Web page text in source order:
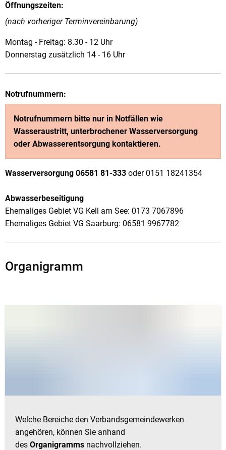
Öffnungszeiten:
(nach vorheriger Terminvereinbarung)
Montag - Freitag: 8.30 - 12 Uhr
Donnerstag zusätzlich 14 - 16 Uhr
Notrufnummern:
Notrufnummern bitte nur in Notfällen wie
Wasseraustritt, unterbrochener Wasserversorgung
oder Abwasserentsorgung kontaktieren.
Wasserversorgung 06581 81-333 oder 0151 18241354
Abwasserbeseitigung
Ehemaliges Gebiet VG Kell am See: 0173 7067896
Ehemaliges Gebiet VG Saarburg: 06581 9967782
Organigramm
Welche Bereiche den Verbandsgemeindewerken
angehören, können Sie anhand
des Organigramms nachvollziehen.